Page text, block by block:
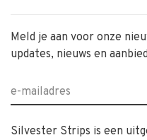
Meld je aan voor onze
updates, nieuws en
Silvester Strips is een